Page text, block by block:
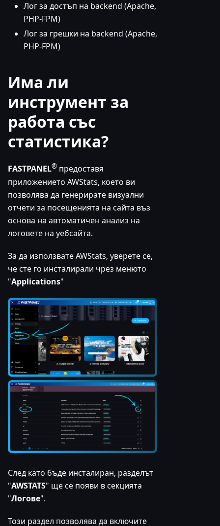
Лог за достъп на backend (Apache,
PHP-FPM)
Лог за грешки на backend (Apache,
PHP-FPM)
Има ли
инструмент за
работа със
статистика?
FASTPANEL® предоставя
приложението AWStats, което ви
позволява да генерирате визуални
отчети за посещенията на сайта въз
основа на автоматичен анализ на
логовете на уебсайта.
За да използвате AWStats, уверете се,
че сте го инсталирали чрез менюто
"Applications"
След като бъде инсталиран, разделът
"AWSTATS" ще се появи в секцията
"Логове".
Този раздел позволява да включите